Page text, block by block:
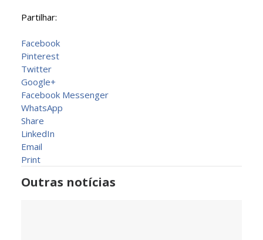
Partilhar:
Facebook
Pinterest
Twitter
Google+
Facebook Messenger
WhatsApp
Share
LinkedIn
Email
Print
Outras notícias